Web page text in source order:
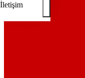
İletişim